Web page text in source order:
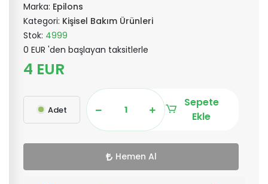
Marka: Epilons
Kategori: Kişisel Bakım Ürünleri
Stok: 4999
0 EUR 'den başlayan taksitlerle
4 EUR
Adet
Sepete
Ekle
Hemen Al